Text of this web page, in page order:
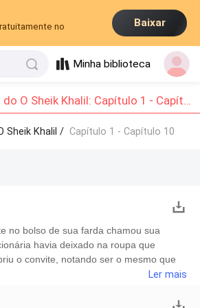
no
Baixar
Minha biblioteca
Todos os capítulos do O Sheik Khalil: Capítulo 1 - Capítulo 10
Sheik Khalil / Capítulo 1 - Capítulo 10
no bolso de sua farda chamou sua
havia deixado na roupa que
o convite, notando ser o mesmo que
dia, perto do caixa de atendimento.
a festa de aniversário do príncipe
Ler mais